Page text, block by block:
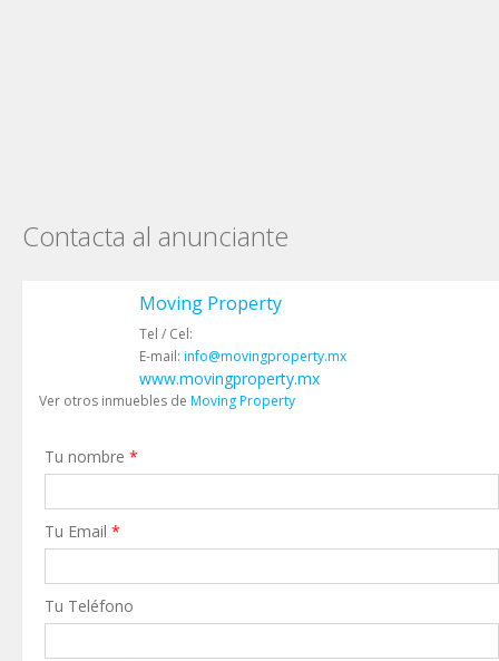
Contacta al anunciante
Moving Property
Tel / Cel:
E-mail: info@movingproperty.mx
www.movingproperty.mx
Ver otros inmuebles de Moving Property
Tu nombre *
Tu Email *
Tu Teléfono